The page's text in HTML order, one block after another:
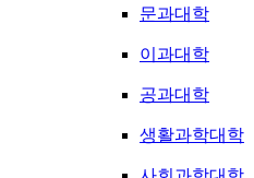
문과대학
이과대학
공과대학
생활과학대학